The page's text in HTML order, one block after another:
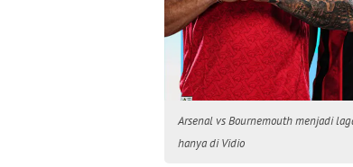
Arsenal vs Bournemouth menjadi
hanya di Vidio